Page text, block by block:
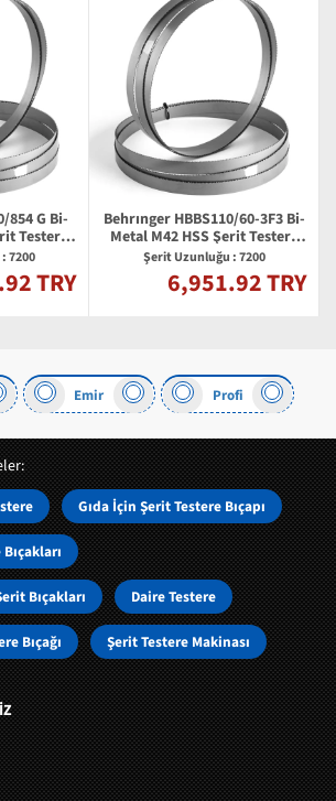
854 G Bi-
Testere
7200
TRY
Behrınger HBBS110/60-3F3 Bi-
Metal M42 HSS Şerit Testere
Bıçağı
Şerit Uzunluğu : 7200
6,951.92 TRY
Emir Profi
Gıda İçin Şerit Testere Bıçapı
Bıçakları Daire Testere
Bıçağı Şerit Testere Makinası